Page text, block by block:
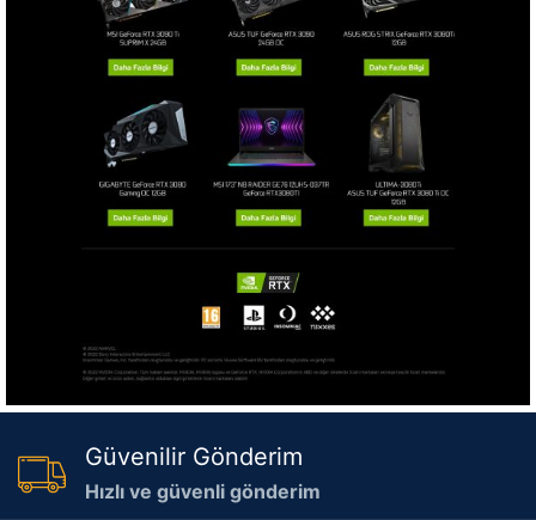
Güvenilir Gönderim
Hızlı ve güvenli gönderim